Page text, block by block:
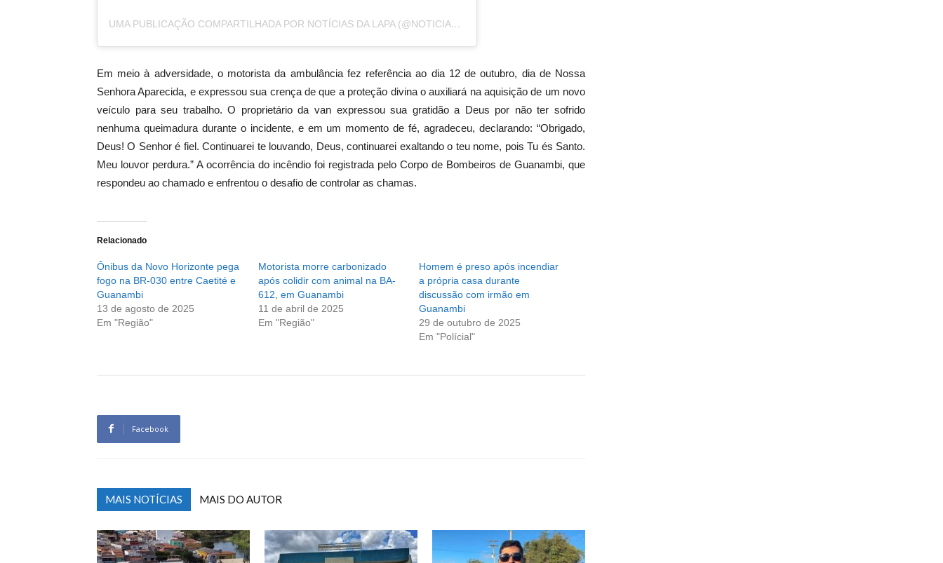
UMA PUBLICAÇÃO COMPARTILHADA POR NOTÍCIAS DA LAPA (@NOTICIASDALAPA)
Em meio à adversidade, o motorista da ambulância fez referência ao dia 12 de outubro, dia de Nossa
Senhora Aparecida, e expressou sua crença de que a proteção divina o auxiliará na aquisição de um novo
veículo para seu trabalho. O proprietário da van expressou sua gratidão a Deus por não ter sofrido
nenhuma queimadura durante o incidente, e em um momento de fé, agradeceu, declarando: “Obrigado,
Deus! O Senhor é fiel. Continuarei te louvando, Deus, continuarei exaltando o teu nome, pois Tu és Santo.
Meu louvor perdura.” A ocorrência do incêndio foi registrada pelo Corpo de Bombeiros de Guanambi, que
respondeu ao chamado e enfrentou o desafio de controlar as chamas.
Relacionado
Ônibus da Novo Horizonte pega
fogo na BR-030 entre Caetité e
Guanambi
13 de agosto de 2025
Em "Região"
Motorista morre carbonizado
após colidir com animal na BA-
612, em Guanambi
11 de abril de 2025
Em "Região"
Homem é preso após incendiar
a própria casa durante
discussão com irmão em
Guanambi
29 de outubro de 2025
Em "Polícial"
Facebook
MAIS NOTÍCIAS MAIS DO AUTOR